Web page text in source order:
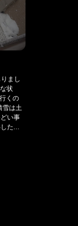
まし
状
くの
雪は土
い事
た...